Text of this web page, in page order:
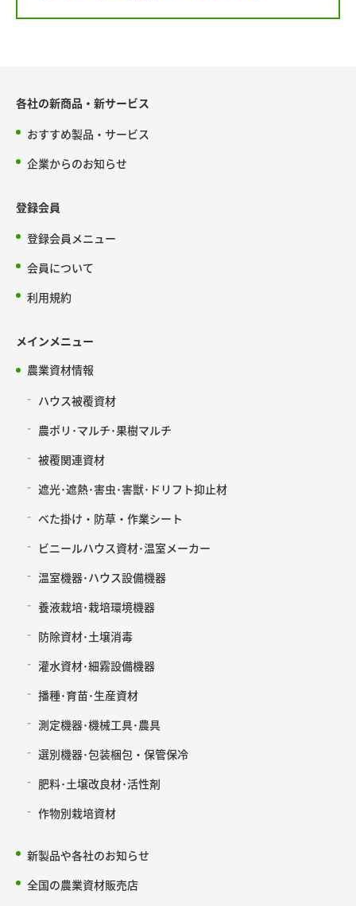
各社の新商品・新サービス
おすすめ製品・サービス
企業からのお知らせ
登録会員
登録会員メニュー
会員について
利用規約
メインメニュー
農業資材情報
ハウス被覆資材
農ポリ･マルチ･果樹マルチ
被覆関連資材
遮光･遮熱･害虫･害獣･ドリフト抑止材
べた掛け・防草・作業シート
ビニールハウス資材･温室メーカー
温室機器･ハウス設備機器
養液栽培･栽培環境機器
防除資材･土壌消毒
灌水資材･細霧設備機器
播種･育苗･生産資材
測定機器･機械工具･農具
選別機器･包装梱包・保管保冷
肥料･土壌改良材･活性剤
作物別栽培資材
新製品や各社のお知らせ
全国の農業資材販売店